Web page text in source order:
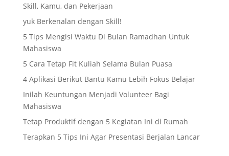
Skill, Kamu, dan Pekerjaan
yuk Berkenalan dengan Skill!
5 Tips Mengisi Waktu Di Bulan Ramadhan Untuk
Mahasiswa
5 Cara Tetap Fit Kuliah Selama Bulan Puasa
4 Aplikasi Berikut Bantu Kamu Lebih Fokus Belajar
Inilah Keuntungan Menjadi Volunteer Bagi
Mahasiswa
Tetap Produktif dengan 5 Kegiatan Ini di Rumah
Terapkan 5 Tips Ini Agar Presentasi Berjalan Lancar